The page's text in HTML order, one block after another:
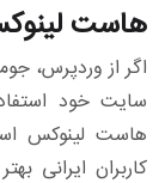
هاست
سایت خود
هاست لینوکس
کاربران ایرانی